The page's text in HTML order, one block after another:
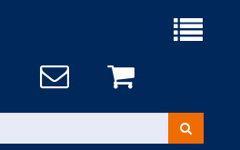
Menü
Kurse
suchen